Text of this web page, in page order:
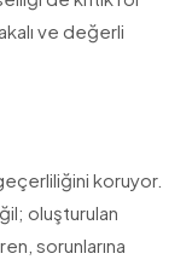
ve değerli
koruyor.
oluşturulan
sorunlarına